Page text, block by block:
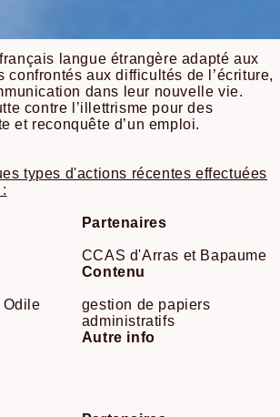
langue étrangère adapté aux
confrontés aux difficultés de l’écriture,
dans leur nouvelle vie.
contre l’illettrisme pour des
et reconquête d’un emploi.
types d'actions récentes effectuées
Partenaires
CCAS d'Arras et Bapaume
Odile
Contenu
gestion de papiers
administratifs
Autre info